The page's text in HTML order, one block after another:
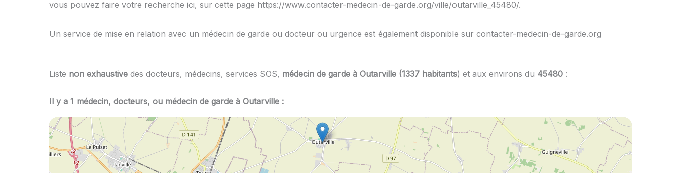
vous pouvez faire votre recherche ici, sur cette page https://www.contacter-medecin-de-garde.org/ville/outarville_45480/.
Un service de mise en relation avec un médecin de garde ou docteur ou urgence est également disponible sur contacter-medecin-de-garde.org
Liste non exhaustive des docteurs, médecins, services SOS, médecin de garde à Outarville (1337 habitants) et aux environs du 45480 :
Il y a 1 médecin, docteurs, ou médecin de garde à Outarville :